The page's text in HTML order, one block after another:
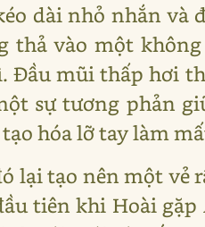
dài nhỏ nhắn
thả vào một
Đầu mũi thấp hơi
sự tương phản
hóa lỡ tay làm
lại tạo nên một vẻ
tiên khi Hoài gặp